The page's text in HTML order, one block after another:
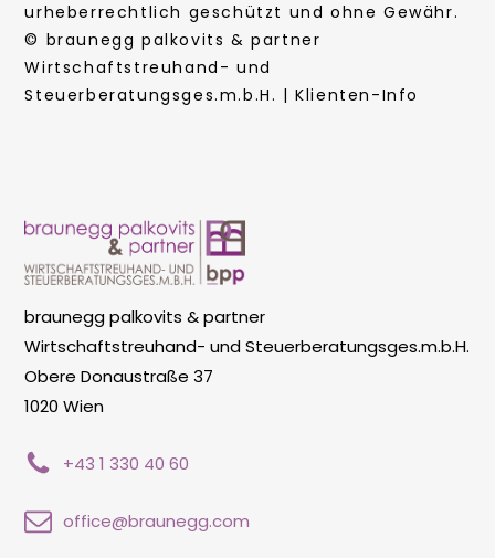
urheberrechtlich geschützt und ohne Gewähr.
© braunegg palkovits & partner
Wirtschaftstreuhand- und
Steuerberatungsges.m.b.H. | Klienten-Info
braunegg palkovits & partner
Wirtschaftstreuhand- und Steuerberatungsges.m.b.H.
Obere Donaustraße 37
1020 Wien
+43 1 330 40 60
office@braunegg.com